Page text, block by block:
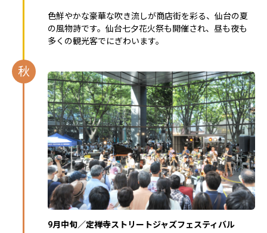
色鮮やかな豪華な吹き流しが商店街を彩る、仙台の夏
の風物詩です。仙台七夕花火祭も開催され、昼も夜も
多くの観光客でにぎわいます。
秋
9月中旬／定禅寺ストリートジャズフェスティバル